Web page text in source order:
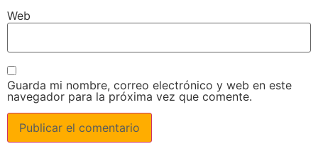
Web
Guarda mi nombre, correo electrónico y web en este
navegador para la próxima vez que comente.